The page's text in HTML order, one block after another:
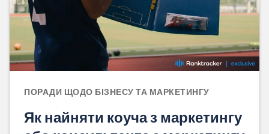
ПОРАДИ ЩОДО БІЗНЕСУ ТА МАРКЕТИНГУ
Як найняти коуча з маркетингу